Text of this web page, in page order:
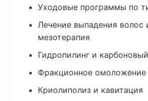
Уходовые программы по
Лечение выпадения волос
мезотерапия
Гидропилинг и
Фракционное омоложение
Криолиполиз и кавитация